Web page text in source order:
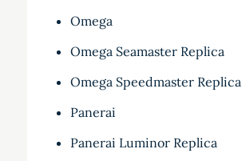
Omega
Omega Seamaster Replica
Omega Speedmaster Replica
Panerai
Panerai Luminor Replica